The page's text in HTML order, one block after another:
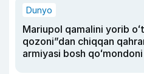
Dunyo
Mariupol qamalini yorib
qozoni”dan chiqqan
armiyasi bosh